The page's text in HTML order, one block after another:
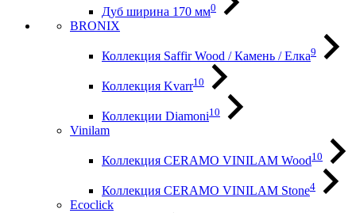
Дуб ширина 170 мм0
BRONIX
Коллекция Saffir Wood / Камень / Елка9
Коллекция Kvarr10
Коллекции Diamoni10
Vinilam
Коллекция CERAMO VINILAM Wood10
Коллекция CERAMO VINILAM Stone4
Ecoclick